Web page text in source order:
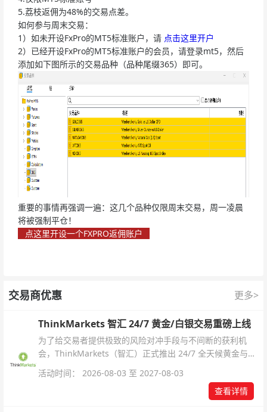
5.荔枝返佣为48%的交易点差。
如何参与周末交易：
1）如未开设FxPro的MT5标准账户，请 点击这里开户
2）已经开设FxPro的MT5标准账户的会员，请登录mt5，然后
添加如下图所示的交易品种（品种尾缀365）即可。
重要的事情再强调一遍：这几个品种仅限周末交易，周一凌晨
将被强制平仓！
点这里开设一个FXPRO返佣账户
交易商优惠 更多>
ThinkMarkets 智汇 24/7 黄金/白银交易重磅上线
为了给交易者提供极致的风险对冲手段与不间断的获利机
会，ThinkMarkets（智汇）正式推出 24/7 全天候黄金与白
杆配置、支持软件及交易细则。
活动时间： 2026-08-03 至 2027-08-03
查看详情